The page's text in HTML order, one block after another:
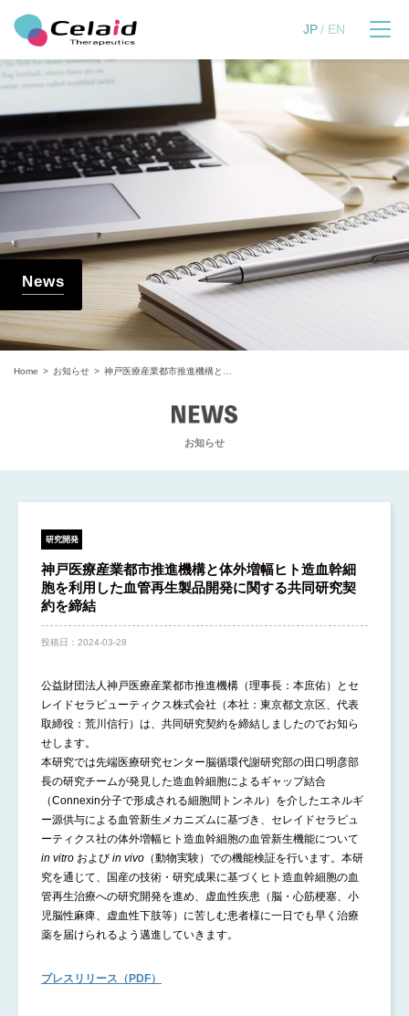
セレイドセラピュー
JP EN
News
Home お知らせ 神戸医療産業都市推進機構と体外増幅ヒト造血幹細胞を利用した血管再生製品開発に関する共同研究契約を締結
EWS
お知らせ
研究開発
神戸医療産業都市推進機構と体外増幅ヒト造血幹細
胞を利用した血管再生製品開発に関する共同研究契
約を締結
投稿日： 2024-03-28
公益財団法人神戸医療産業都市推進機構（理事長：本庶佑）とセ
レイドセラピューティクス株式会社（本社：東京都文京区、代表
取締役：荒川信行）は、共同研究契約を締結しましたのでお知ら
せします。
本研究では先端医療研究センター脳循環代謝研究部の田口明彦部
長の研究チームが発見した造血幹細胞によるギャップ結合
（Connexin分子で形成される細胞間トンネル）を介したエネルギ
ー源供与による血管新生メカニズムに基づき、セレイドセラピュ
ーティクス社の体外増幅ヒト造血幹細胞の血管新生機能について
in vitro および in vivo （動物実験）での機能検証を行います。本研
究を通じて、国産の技術・研究成果に基づくヒト造血幹細胞の血
管再生治療への研究開発を進め、虚血性疾患（脳・心筋梗塞、小
児脳性麻痺、虚血性下肢等）に苦しむ患者様に一日でも早く治療
薬を届けられるよう邁進していきます。
プレスリリース（PDF）